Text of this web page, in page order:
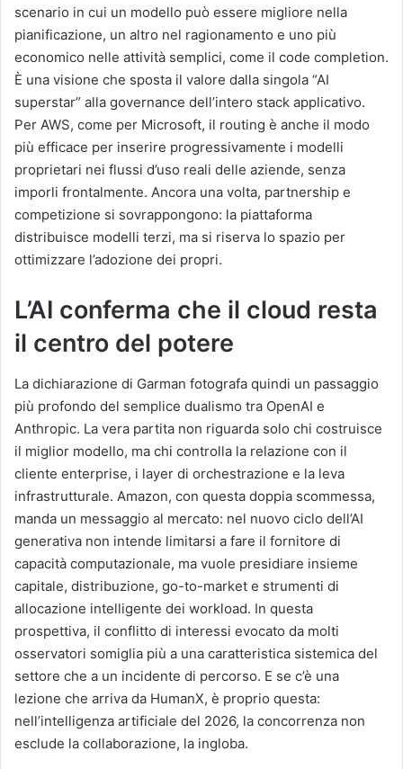
scenario in cui un modello può essere migliore nella
pianificazione, un altro nel ragionamento e uno più
economico nelle attività semplici, come il code completion.
È una visione che sposta il valore dalla singola “AI
superstar” alla governance dell’intero stack applicativo.
Per AWS, come per Microsoft, il routing è anche il modo
più efficace per inserire progressivamente i modelli
proprietari nei flussi d’uso reali delle aziende, senza
imporli frontalmente. Ancora una volta, partnership e
competizione si sovrappongono: la piattaforma
distribuisce modelli terzi, ma si riserva lo spazio per
ottimizzare l’adozione dei propri.
L’AI conferma che il cloud resta
il centro del potere
La dichiarazione di Garman fotografa quindi un passaggio
più profondo del semplice dualismo tra OpenAI e
Anthropic. La vera partita non riguarda solo chi costruisce
il miglior modello, ma chi controlla la relazione con il
cliente enterprise, i layer di orchestrazione e la leva
infrastrutturale. Amazon, con questa doppia scommessa,
manda un messaggio al mercato: nel nuovo ciclo dell’AI
generativa non intende limitarsi a fare il fornitore di
capacità computazionale, ma vuole presidiare insieme
capitale, distribuzione, go-to-market e strumenti di
allocazione intelligente dei workload. In questa
prospettiva, il conflitto di interessi evocato da molti
osservatori somiglia più a una caratteristica sistemica del
settore che a un incidente di percorso. E se c’è una
lezione che arriva da HumanX, è proprio questa:
nell’intelligenza artificiale del 2026, la concorrenza non
esclude la collaborazione, la ingloba.